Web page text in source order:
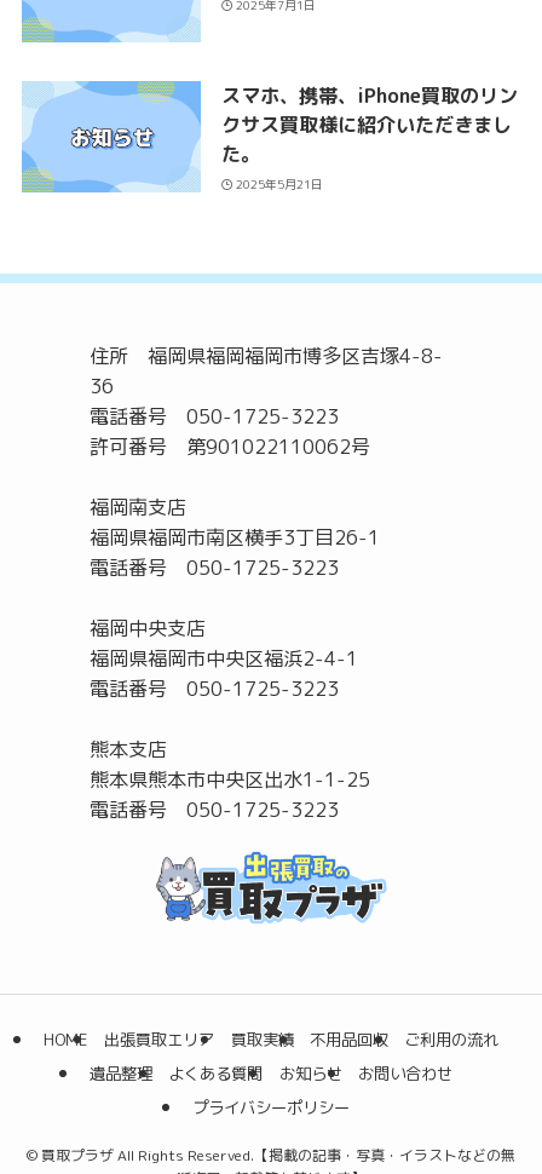
2025年7月1日
スマホ、携帯、iPhone買取のリン
クサス買取様に紹介いただきまし
た。
2025年5月21日
住所 福岡県福岡福岡市博多区吉塚4-8-
36
電話番号 050-1725-3223
許可番号 第901022110062号
福岡南支店
福岡県福岡市南区横手3丁目26-1
電話番号 050-1725-3223
福岡中央支店
福岡県福岡市中央区福浜2-4-1
電話番号 050-1725-3223
熊本支店
熊本県熊本市中央区出水1-1-25
電話番号 050-1725-3223
HOME 出張買取エリア 買取実績 不用品回収
ご利用の流れ
遺品整理
よくある質問 お知らせ
お問い合わせ
プライバシーポリシー
© 買取プラザ All Rights Reserved.【掲載の記事・写真・イラストなどの無